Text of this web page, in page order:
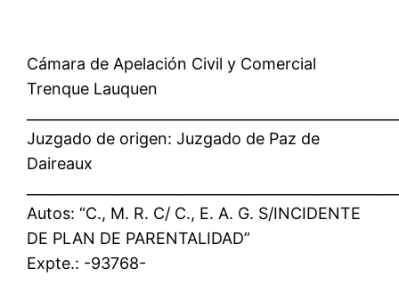
Cámara de Apelación Civil y Comercial
Trenque Lauquen
Juzgado de origen: Juzgado de Paz de
Daireaux
Autos: “C., M. R. C/ C., E. A. G. S/INCIDENTE
DE PLAN DE PARENTALIDAD”
Expte.: -93768-